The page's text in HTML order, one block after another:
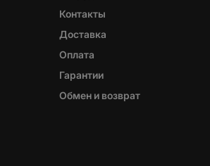
Контакты
Доставка
Оплата
Гарантии
Обмен и возврат